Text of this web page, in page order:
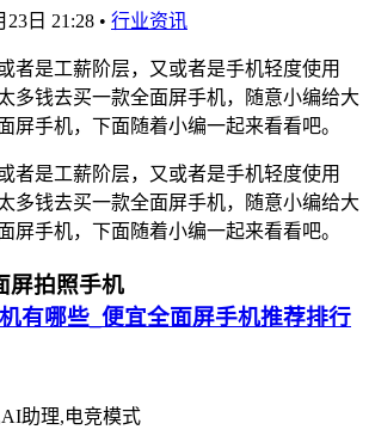
23日 21:28 • 行业资讯
者是工薪阶层，又或者是手机轻度使用
多钱去买一款全面屏手机，随意小编给大
屏手机，下面随着小编一起来看看吧。
者是工薪阶层，又或者是手机轻度使用
多钱去买一款全面屏手机，随意小编给大
屏手机，下面随着小编一起来看看吧。
屏拍照手机
助理,电竞模式